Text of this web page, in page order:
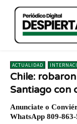
ACTUALIDAD
Chile:
Santiago con
Anunciate o
WhatsApp 809-863-